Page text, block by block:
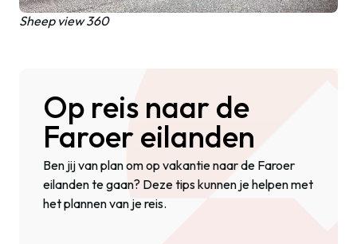
Sheep view 360
Op reis naar de
Faroer eilanden
Ben jij van plan om op vakantie naar de Faroer
eilanden te gaan? Deze tips kunnen je helpen met
het plannen van je reis.